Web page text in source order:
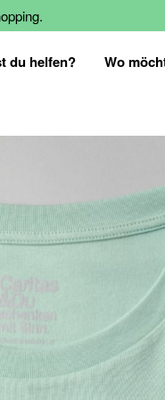
du helfen? Wo